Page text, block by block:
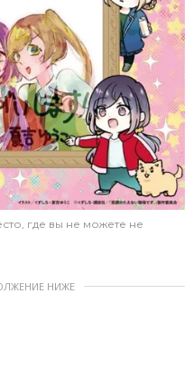
где вы не можете не
НИЖЕ